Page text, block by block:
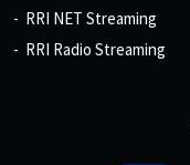
RRI NET Streaming
RRI Radio Streaming